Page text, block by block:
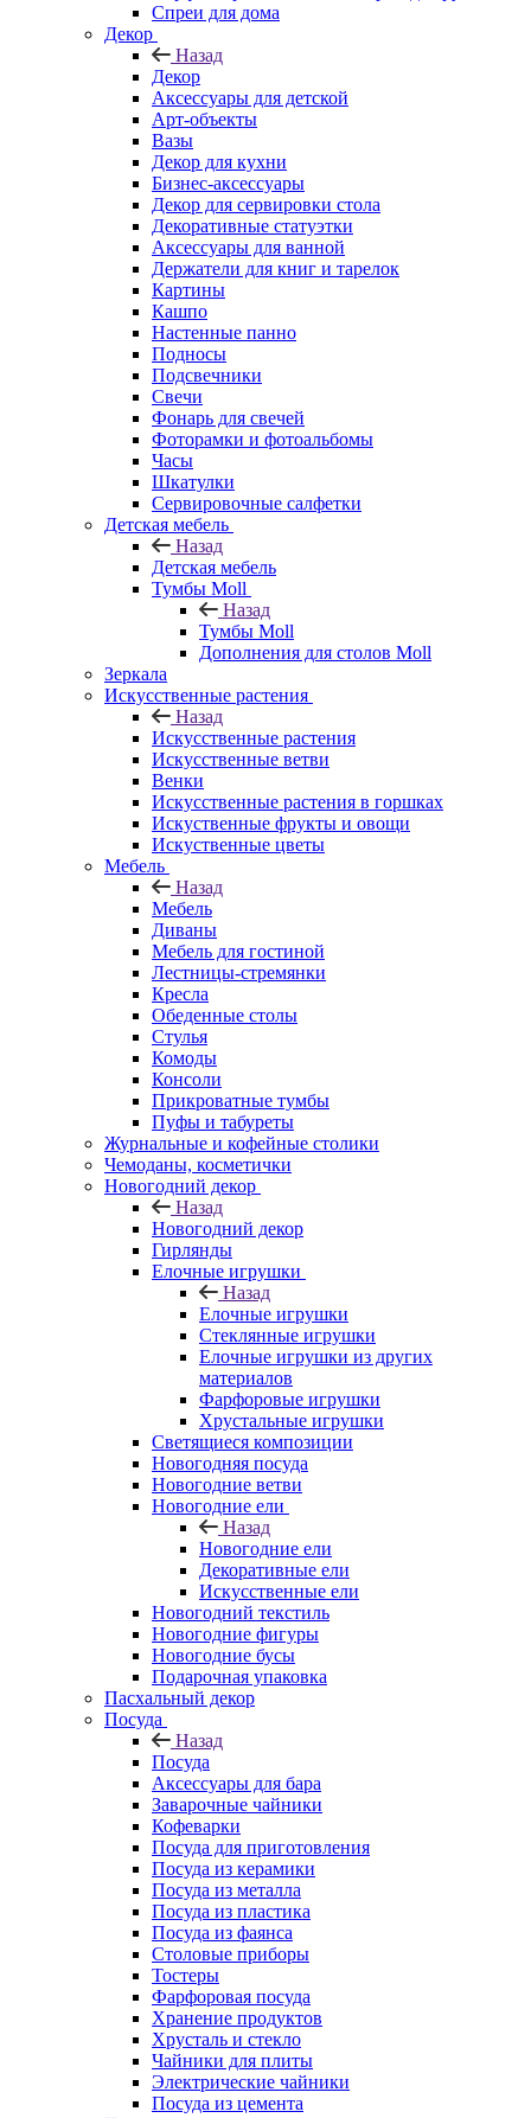
Спреи для дома
Декор
Назад
Декор
Аксессуары для детской
Арт-объекты
Вазы
Декор для кухни
Бизнес-аксессуары
Декор для сервировки стола
Декоративные статуэтки
Аксессуары для ванной
Держатели для книг и тарелок
Картины
Кашпо
Настенные панно
Подносы
Подсвечники
Свечи
Фонарь для свечей
Фоторамки и фотоальбомы
Часы
Шкатулки
Сервировочные салфетки
Детская мебель
Назад
Детская мебель
Тумбы Moll
Назад
Тумбы Moll
Дополнения для столов Moll
Зеркала
Искусственные растения
Назад
Искусственные растения
Искусственные ветви
Венки
Искусственные растения в горшках
Искуственные фрукты и овощи
Искуственные цветы
Мебель
Назад
Мебель
Диваны
Мебель для гостиной
Лестницы-стремянки
Кресла
Обеденные столы
Стулья
Комоды
Консоли
Прикроватные тумбы
Пуфы и табуреты
Журнальные и кофейные столики
Чемоданы, косметички
Новогодний декор
Назад
Новогодний декор
Гирлянды
Елочные игрушки
Назад
Елочные игрушки
Стеклянные игрушки
Елочные игрушки из других
материалов
Фарфоровые игрушки
Хрустальные игрушки
Светящиеся композиции
Новогодняя посуда
Новогодние ветви
Новогодние ели
Назад
Новогодние ели
Декоративные ели
Искусственные ели
Новогодний текстиль
Новогодние фигуры
Новогодние бусы
Подарочная упаковка
Пасхальный декор
Посуда
Назад
Посуда
Аксессуары для бара
Заварочные чайники
Кофеварки
Посуда для приготовления
Посуда из керамики
Посуда из металла
Посуда из пластика
Посуда из фаянса
Столовые приборы
Тостеры
Фарфоровая посуда
Хранение продуктов
Хрусталь и стекло
Чайники для плиты
Электрические чайники
Посуда из цемента